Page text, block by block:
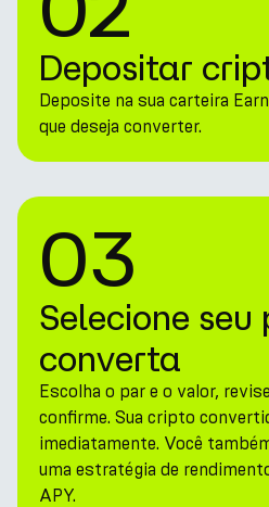
Depositar
Deposite na sua carteira
que deseja converter.
03
Selecione seu
converta
Escolha o par e o valor,
confirme. Sua cripto
imediatamente. Você
uma estratégia de
APY.